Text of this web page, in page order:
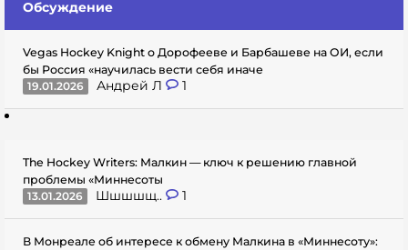
Обсуждение
Vegas Hockey Knight о Дорофееве и Барбашеве на ОИ, если
бы Россия «научилась вести себя иначе
19.01.2026
Андрей Л 1
The Hockey Writers: Малкин — ключ к решению главной
проблемы «Миннесоты
13.01.2026
Шшшшщ.. 1
В Монреале об интересе к обмену Малкина в «Миннесоту»: